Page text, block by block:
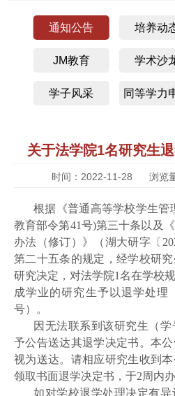
通知公告 培养动
JM教育 学术沙
学子风采 同等学力
关于法学院1名研究生
时间：2022-11-28 浏览
根据《普通高等学校学生管
教育部令第41号)第三十条以及
办法（修订）》（湖大研字〔
第二十五条的规定，经学校研
研究决定，对法学院1名在学校
成学业的研究生予以退学处理
号）。
因无法联系到该研究生（
予公告送达其退学决定书。本
视为送达。请相应研究生收到
领取书面退学决定书，于2周内办
如对学校退学处理决定有